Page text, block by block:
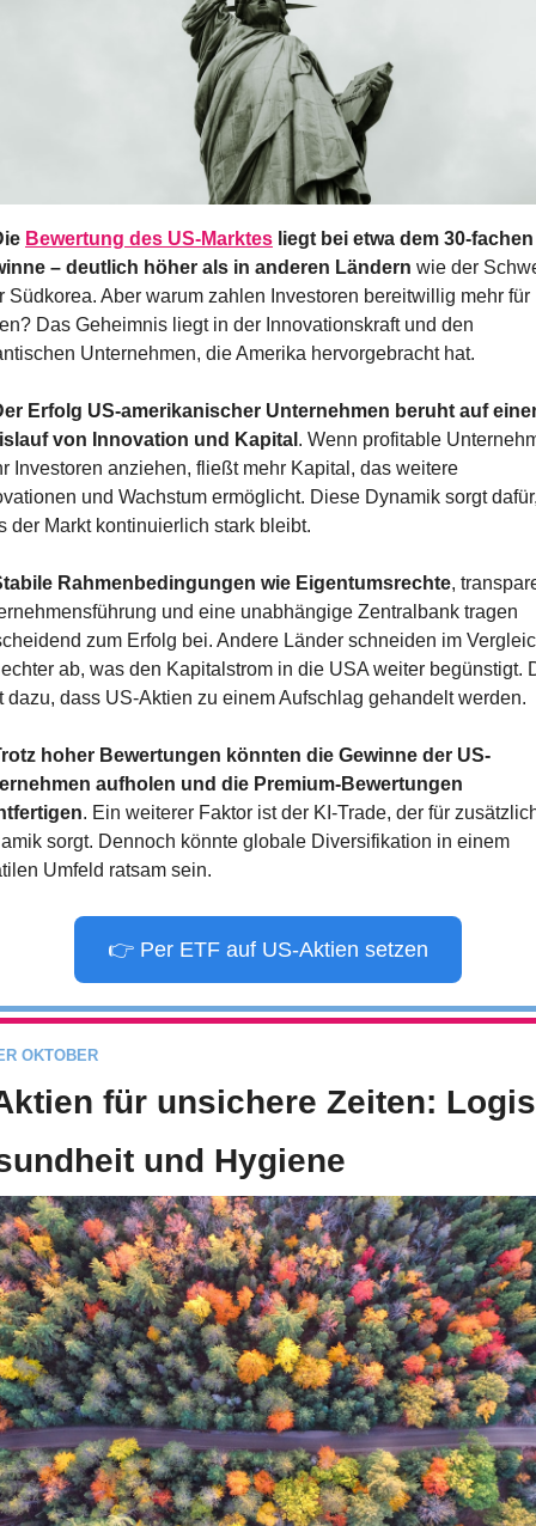
Bewertung des US-Marktes liegt bei etwa dem 30-
– deutlich höher als in anderen Ländern wie der
Südkorea. Aber warum zahlen Investoren bereitwillig mehr für
Das Geheimnis liegt in der Innovationskraft und den
Unternehmen, die Amerika hervorgebracht hat.
Erfolg US-amerikanischer Unternehmen beruht auf
von Innovation und Kapital . Wenn profitable
Investoren anziehen, fließt mehr Kapital, das weitere
und Wachstum ermöglicht. Diese Dynamik sorgt
der Markt kontinuierlich stark bleibt.
Rahmenbedingungen wie Eigentumsrechte,
und eine unabhängige Zentralbank tragen
zum Erfolg bei. Andere Länder schneiden im
ab, was den Kapitalstrom in die USA weiter begünstigt.
dazu, dass US-Aktien zu einem Aufschlag gehandelt werden.
hoher Bewertungen könnten die Gewinne der US-
aufholen und die Premium-Bewertungen
. Ein weiterer Faktor ist der KI-Trade, der für
sorgt. Dennoch könnte globale Diversifikation in einem
Umfeld ratsam sein.
👉 Per ETF auf US-Aktien setzen
OKTOBER
für unsichere Zeiten:
und Hygiene